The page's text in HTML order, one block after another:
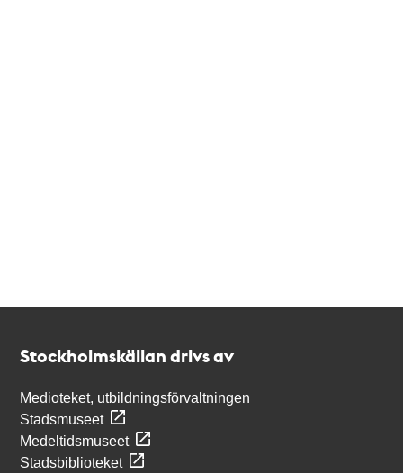
Stockholmskällan drivs av
Medioteket, utbildningsförvaltningen
Stadsmuseet
Medeltidsmuseet
Stadsbiblioteket